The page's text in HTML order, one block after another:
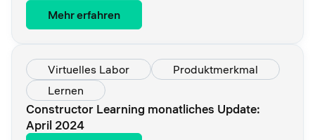
Mehr erfahren
Virtuelles Labor
Produktmerkmal
Lernen
Constructor Learning monatliches Update:
April 2024